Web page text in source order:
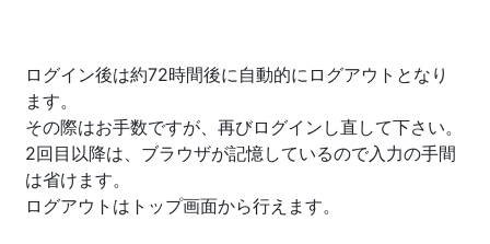
ログイン後は約72時間後に自動的にログアウトとなり
ます。
その際はお手数ですが、再びログインし直して下さい。
2回目以降は、ブラウザが記憶しているので入力の手間
は省けます。
ログアウトはトップ画面から行えます。